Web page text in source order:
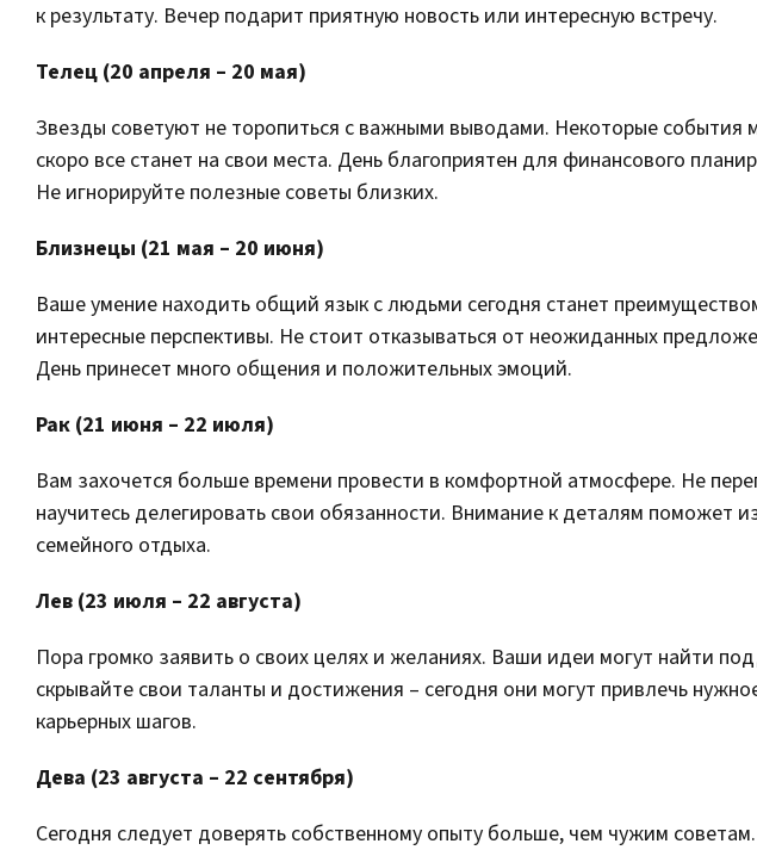
к результату. Вечер подарит приятную новость или интересную встречу.
Телец (20 апреля – 20 мая)
Звезды советуют не торопиться с важными выводами. Некоторые события
скоро все станет на свои места. День благоприятен для финансового
Не игнорируйте полезные советы близких.
Близнецы (21 мая – 20 июня)
Ваше умение находить общий язык с людьми сегодня станет
интересные перспективы. Не стоит отказываться от неожиданных
День принесет много общения и положительных эмоций.
Рак (21 июня – 22 июля)
Вам захочется больше времени провести в комфортной атмосфере. Не
научитесь делегировать свои обязанности. Внимание к деталям поможет
семейного отдыха.
Лев (23 июля – 22 августа)
Пора громко заявить о своих целях и желаниях. Ваши идеи могут найти
скрывайте свои таланты и достижения – сегодня они могут привлечь
карьерных шагов.
Дева (23 августа – 22 сентября)
Сегодня следует доверять собственному опыту больше, чем чужим